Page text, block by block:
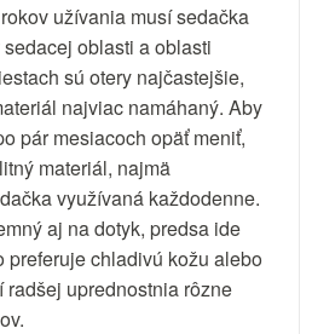
užívania musí sedačka
oblasti a oblasti
sú otery najčastejšie,
najviac namáhaný. Aby
pár mesiacoch opäť meniť,
materiál, najmä
využívaná každodenne.
aj na dotyk, predsa ide
chladivú kožu alebo
uprednostnia rôzne